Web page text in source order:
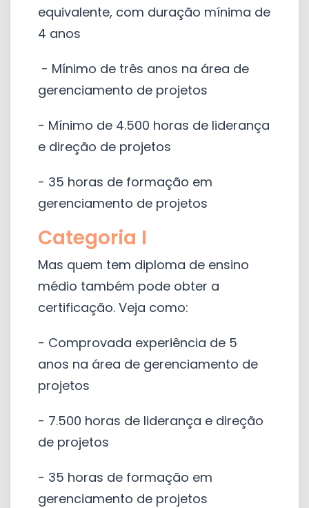
equivalente, com duração mínima de
4 anos
- Mínimo de três anos na área de
gerenciamento de projetos
- Mínimo de 4.500 horas de liderança
e direção de projetos
- 35 horas de formação em
gerenciamento de projetos
Categoria I
Mas quem tem diploma de ensino
médio também pode obter a
certificação. Veja como:
- Comprovada experiência de 5
anos na área de gerenciamento de
projetos
- 7.500 horas de liderança e direção
de projetos
- 35 horas de formação em
gerenciamento de projetos